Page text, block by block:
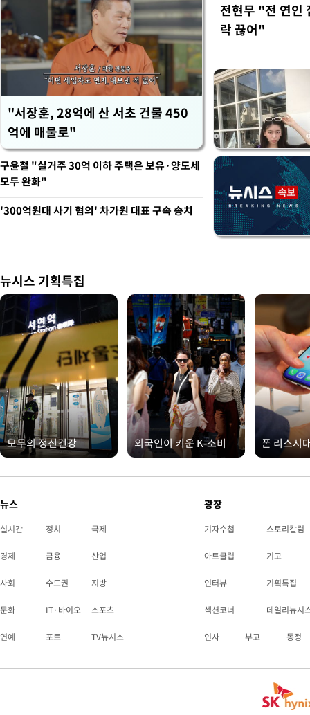
"서장훈, 28억에 산 서초 건물 450
억에 매물로"
전현무 "전 연인
락 끊어"
구윤철 "실거주 30억 이하 주택은 보유·양도세
모두 완화"
'300억원대 사기 혐의' 차가원 대표 구속 송치
뉴시스 기획특집
모두의 정신건강 외국인이 키운 K-소비 폰 리스시
뉴스
실시간 정치 국제
경제 금융 산업
사회 수도권 지방
문화 IT·바이오 스포츠
연예 포토 TV뉴시스
광장
기자수첩 스토리칼럼
아트클럽 기고
인터뷰 기획특집
섹션코너 데일리뉴시
인사 부고 동정